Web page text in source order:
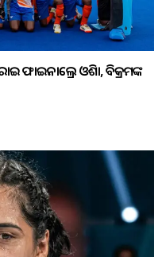
ଫାଇନାଲ୍ରେ ଓଡ଼ିଶା, ବିକ୍ରମଙ୍କ